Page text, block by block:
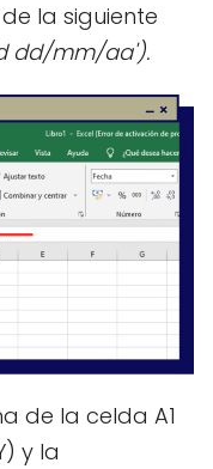
la siguiente
dd/mm/aa').
de la celda A1
y la